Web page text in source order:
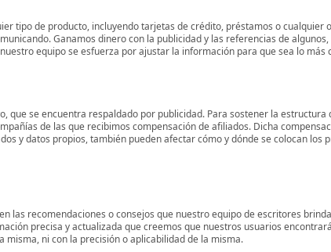
tipo de producto, incluyendo tarjetas de crédito, préstamos o cualquier
Ganamos dinero con la publicidad y las referencias de
equipo se esfuerza por ajustar la información para que sea lo
que se encuentra respaldado por publicidad. Para sostener la
de las que recibimos compensación de afiliados. Dicha
y datos propios, también pueden afectar cómo y dónde se colocan
las recomendaciones o consejos que nuestro equipo de escritores
precisa y actualizada que creemos que nuestros usuarios
ni con la precisión o aplicabilidad de la misma.